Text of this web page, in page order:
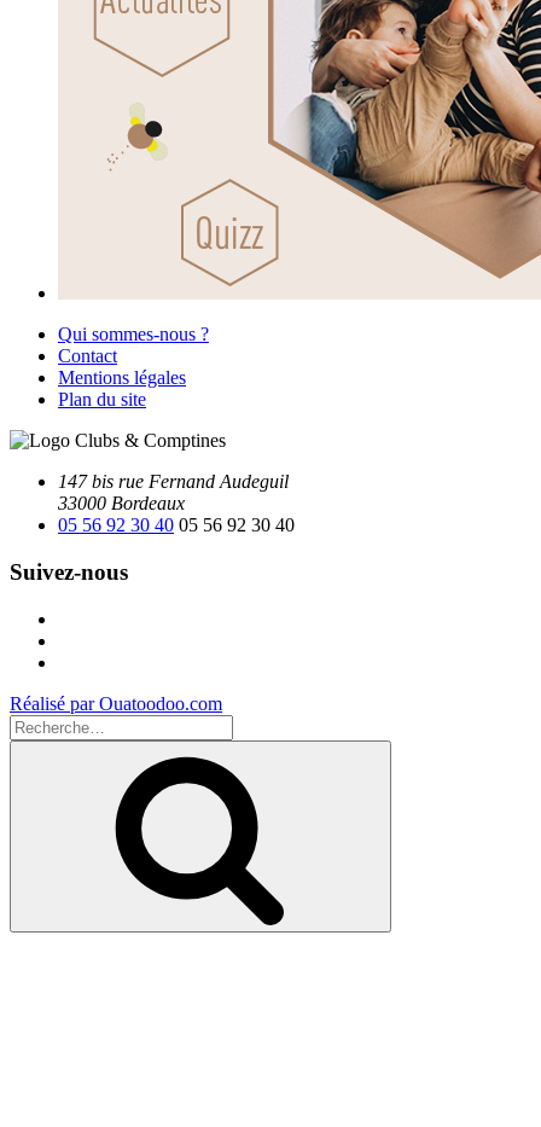
Qui sommes-nous ?
Contact
Mentions légales
Plan du site
147 bis rue Fernand Audeguil
33000 Bordeaux
05 56 92 30 40 05 56 92 30 40
Suivez-nous
Réalisé par Ouatoodoo.com
Recherche
pour